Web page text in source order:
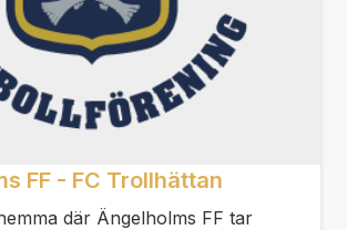
FF - FC Trollhättan
där Ängelholms FF tar